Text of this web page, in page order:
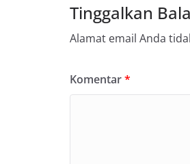
Tinggalkan
Alamat email Anda
Komentar*